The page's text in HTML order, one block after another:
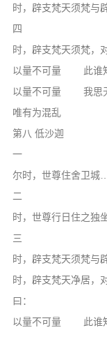
时，辟支梵天须梵与
四
时，辟支梵天须梵，
以量不可量 此谁
以量不可量 我思
唯有为混乱
第八 低沙迦
一
尔时，世尊住舍卫城
二
时，世尊行日住之独坐
三
时，辟支梵天须梵与
时，辟支梵天净居，
曰：
以量不可量 此谁